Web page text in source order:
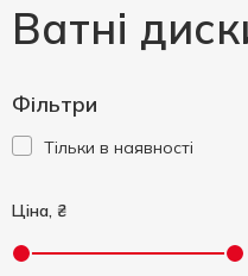
Ватні
Фільтри
Тільки в наявності
Ціна, ₴